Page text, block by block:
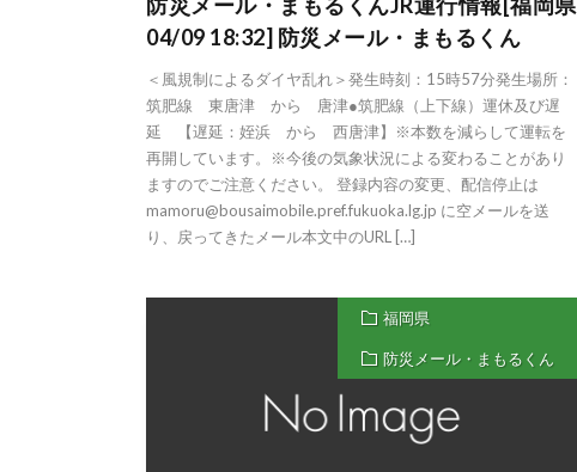
04/09 18:32] 防災メール・まもるくん
＜風規制によるダイヤ乱れ＞発生時刻：15時57分発生場所：
筑肥線 東唐津 から 唐津●筑肥線（上下線）運休及び遅
延 【遅延：姪浜 から 西唐津】※本数を減らして運転を
再開しています。※今後の気象状況による変わることがあり
ますのでご注意ください。 登録内容の変更、配信停止は
mamoru@bousaimobile.pref.fukuoka.lg.jp に空メールを送
り、戻ってきたメール本文中のURL […]
福岡県
防災メール・まもるくん